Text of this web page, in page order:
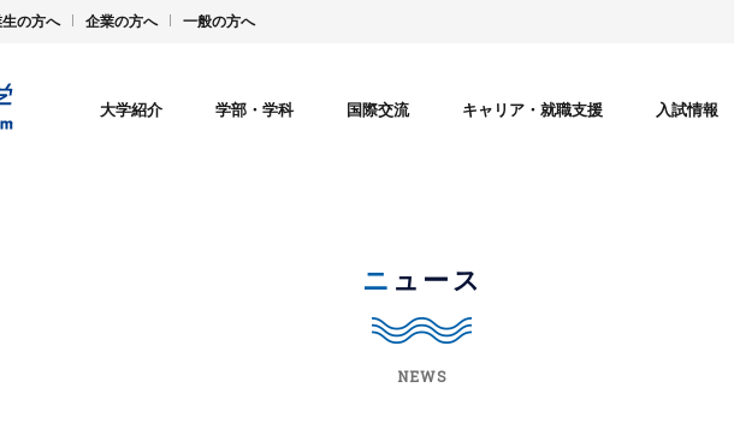
の方へ 企業の方へ 一般の方へ
大学紹介 学部・学科 国際交流 キャリア・就職支援 入試情報
ニュース
NEWS